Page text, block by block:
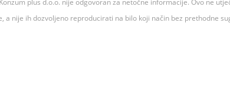
nije ih dozvoljeno reproducirati na bilo koji način bez prethodne